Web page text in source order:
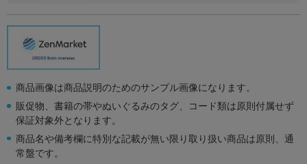
商品画像は商品説明のためのサンプル画像になります。
販促物、書籍の帯やぬいぐるみのタグ、コード類は原則付属せず
保証対象外となります。
商品名や備考欄に特別な記載が無い限り取り扱い商品は原則、通
常盤です。